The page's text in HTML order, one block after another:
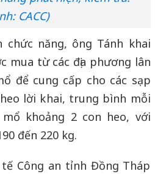
CACC)
chức năng, ông Tánh khai
mua từ các địa phương lân
để cung cấp cho các sạp
lời khai, trung bình mỗi
khoảng 2 con heo, với
đến 220 kg.
Công an tỉnh Đồng Tháp